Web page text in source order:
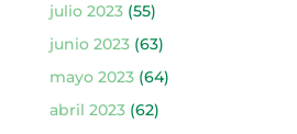
julio 2023(55)
junio 2023(63)
mayo 2023(64)
abril 2023(62)